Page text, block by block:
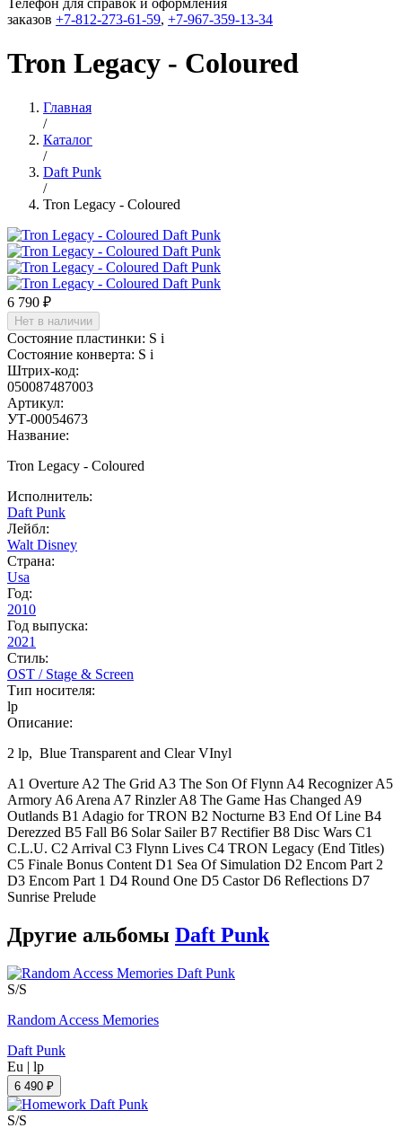
Телефон для справок и оформления
заказов +7-812-273-61-59, +7-967-359-13-34
Tron Legacy - Coloured
Главная
/
Каталог
/
Daft Punk
/
Tron Legacy - Coloured
6 790 ₽
Нет в наличии
Состояние пластинки: S i
Состояние конверта: S i
Штрих-код:
050087487003
Артикул:
УТ-00054673
Название:
Tron Legacy - Coloured
Исполнитель:
Daft Punk
Лейбл:
Walt Disney
Страна:
Usa
Год:
2010
Год выпуска:
2021
Стиль:
OST / Stage & Screen
Тип носителя:
lp
Описание:
2 lp, Blue Transparent and Clear VInyl
A1 Overture A2 The Grid A3 The Son Of Flynn A4 Recognizer A5
Armory A6 Arena A7 Rinzler A8 The Game Has Changed A9
Outlands B1 Adagio for TRON B2 Nocturne B3 End Of Line B4
Derezzed B5 Fall B6 Solar Sailer B7 Rectifier B8 Disc Wars C1
C.L.U. C2 Arrival C3 Flynn Lives C4 TRON Legacy (End Titles)
C5 Finale Bonus Content D1 Sea Of Simulation D2 Encom Part 2
D3 Encom Part 1 D4 Round One D5 Castor D6 Reflections D7
Sunrise Prelude
Другие альбомы Daft Punk
S/S
Random Access Memories
Daft Punk
Eu | lp
6 490 ₽
S/S